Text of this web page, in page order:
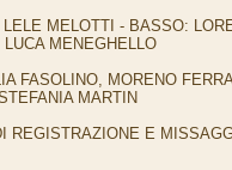
LELE MELOTTI - BASSO:
LUCA MENEGHELLO
FASOLINO, MORENO
MARTIN
REGISTRAZIONE E